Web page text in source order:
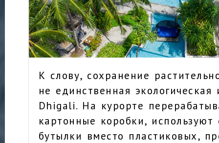
К слову, сохранение
не единственная
Dhigali. На курорте
картонные коробки, используют
бутылки вместо пластиковых,